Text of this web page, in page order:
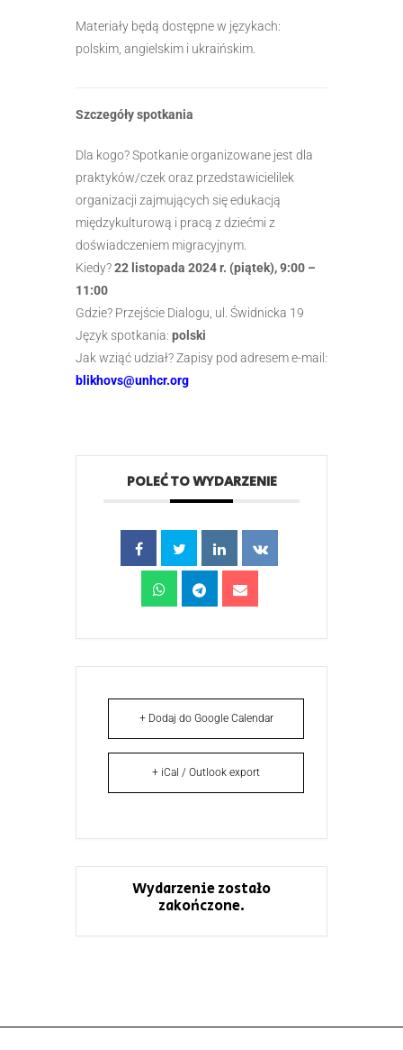
Materiały będą dostępne w językach:
polskim, angielskim i ukraińskim.
Szczegóły spotkania
Dla kogo? Spotkanie organizowane jest dla
praktyków/czek oraz przedstawicielilek
organizacji zajmujących się edukacją
międzykulturową i pracą z dziećmi z
doświadczeniem migracyjnym.
Kiedy?22 listopada 2024 r. (piątek), 9:00 –
11:00
Gdzie? Przejście Dialogu, ul. Świdnicka 19
Język spotkania: polski
Jak wziąć udział? Zapisy pod adresem e-mail:
blikhovs@unhcr.org
POLEĆ TO WYDARZENIE
+ Dodaj do Google Calendar
+ iCal / Outlook export
Wydarzenie zostało
zakończone.